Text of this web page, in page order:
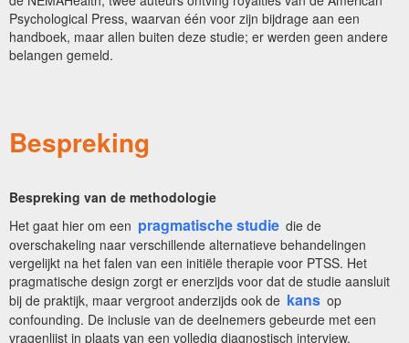
Psychological Press, waarvan één voor zijn bijdrage aan een
handboek, maar allen buiten deze studie; er werden geen andere
belangen gemeld.
Bespreking
Bespreking van de methodologie
Het gaat hier om een pragmatische studie die de
overschakeling naar verschillende alternatieve behandelingen
vergelijkt na het falen van een initiële therapie voor PTSS. Het
pragmatische design zorgt er enerzijds voor dat de studie aansluit
bij de praktijk, maar vergroot anderzijds ook de kans op
confounding. De inclusie van de deelnemers gebeurde met een
vragenlijst in plaats van een volledig diagnostisch interview.